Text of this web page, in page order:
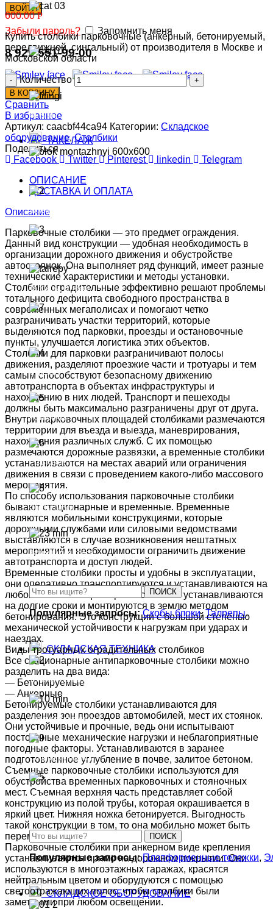
ВОЙТИ
Забыли пароль? Запомнить меня
8 929 551-99-00
Испарители
Фитинги
ТАКЕЛАЖ
Захваты
Ремни стяжные
Талрепы, Стяжки
Вертлюги
Стропы
Рым-болты
Рым-гайки
Скобы-блоки
Зажимы для троса
ПОИСК
Популярные запросы: Скобы блоки,Талрепы.
СКЛАДСКАЯ ТЕХНИКА
Тележки складские
Столы подъемные
Сборщики заказов
Штабелеры
ПОИСК
Популярные запросы: Платформенные тележки,
СКЛАДСКОЕ ОБОРУДОВАНИЕ
600.00Р
Купить столбики парковочные (анкерный, бетонируемый,
передвижной, сингальный) от производителя в Москве и
Московской области
Количество
В КОРЗИНУ
Сравнить
В избранное
Артикул: caacbf44ca94 Категории: Складское
оборудование, Столбики
Поделиться
Facebook
Twitter Pinterest linkedin
Telegram
ОПИСАНИЕ
ДОСТАВКА И ОПЛАТА
Описание
Парковочные столбики — это предмет ограждения.
Данный вид конструкции — удобная необходимость в
организации дорожного движения и обустройстве
автостоянок. Она выполняет ряд функций, имеет разные
технические характеристики и методы установки.
Столбики оградительные эффективно решают проблемы
тотального дефицита свободного пространства в
современных мегаполисах и помогают четко
разграничивать участки территорий, которые
выделяются под парковки, проезды и остановочные
пункты, улучшается логистика этих объектов.
Столбики для парковки разграничивают полосы
движения, разделяют проезжие части и тротуары и тем
самым способствуют безопасному движению
автотранспорта в объектах инфраструктуры и
нахождению в них людей. Транспорт и пешеходы
должны быть максимально разграничены друг от друга.
Внутри парковочных площадей столбиками размечаются
территории для въезда и выезда, маневрирования,
нахождения различных служб. С их помощью
размечаются дорожные развязки, а временные столбики
устанавливаются на местах аварий или ограничения
движения в связи с проведением какого-либо массового
мероприятия.
По способу использования парковочные столбики
бывают стационарные и временные. Временные
являются мобильными конструкциями, которые
дорожными службами или силовыми ведомствами
выставляются в случае возникновения нештатных
мероприятий и необходимости ограничить движение
автотранспорта и доступ людей.
Временные столбики просты и удобны в эксплуатации,
они оперативно транспортируются и устанавливаются на
любом месте. Стационарные столбики устанавливаются
на долгие сроки и монтируются в землю методом
бетонирования. Это конструкции с большой степенью
механической устойчивости к нагрузкам при ударах и
наездах.
Виды тротуарных оградительных столбиков
Все стационарные антипарковочные столбики можно
разделить на два вида:
— Бетонируемые
— Анкерные
Бетонируемые столбики устанавливаются для
разделения зон проездов автомобилей, мест их стоянок.
Они устойчивые и прочные, ведь они испытывают
постоянные механические нагрузки и неблагоприятные
погодные факторы. Устанавливаются в заранее
подготовленное углубление в почве, залитое бетоном.
Съемные парковочные столбики используются для
обустройства временных парковочных и стояночных
мест. Съемная верхняя часть представляет собой
конструкцию из полой трубы, которая окрашивается в
яркий цвет. Нижняя ножка бетонируется. Выгодность
такой конструкции в том, то она мобильно может быть
перемещена в другое место.
Парковочные столбики при анкерном виде крепления
устанавливаются прямо на дорожном покрытии. Они
используются в многоэтажных гаражах, красятся
нейтральным цветом и оборудуются с помощью
светоотражающих полос, чтобы столбики были
заметными при любом освещении.